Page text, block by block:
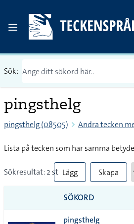
Sök:
pingsthelg
pingsthelg (08505) Andra tecken
Lista på tecken som har samma
Sökresultat: 2 st Lägg
till
alla i
Skapa
SÖKORD
pingsthelg